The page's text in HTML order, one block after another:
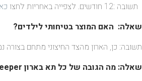
תשובה :12 חודשים. לצפייה באחריות לחצו
שאלה: האם המוצר בטיחותי לילדים?
תשובה: כן, הארון מהצד החיצוני מתחם בצורה
שאלה: מה הגובה של כל תא בארון Keeper?